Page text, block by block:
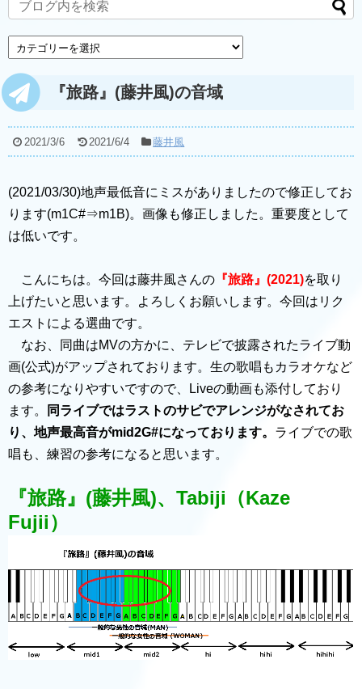
『旅路』(藤井風)の音域
2021/3/6 2021/6/4 藤井風
(2021/03/30)地声最低音にミスがありましたので修正してお
ります(m1C#⇒m1B)。画像も修正しました。重要度として
は低いです。
こんにちは。今回は藤井風さんの 『旅路』(2021)を取り
上げたいと思います。よろしくお願いします。今回はリク
エストによる選曲です。
なお、同曲はMVの方かに、テレビで披露されたライブ動
画(公式)がアップされております。生の歌唱もカラオケなど
の参考になりやすいですので、Liveの動画も添付しており
ます。
同ライブではラストのサビでアレンジがなされてお
り、地声最高音がmid2G#になっております。 ライブでの歌
唱も、練習の参考になると思います。
『旅路』(藤井風)、Tabiji（Kaze
Fujii）